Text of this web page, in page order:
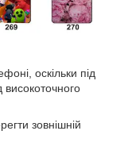
оскільки під
зовнішній